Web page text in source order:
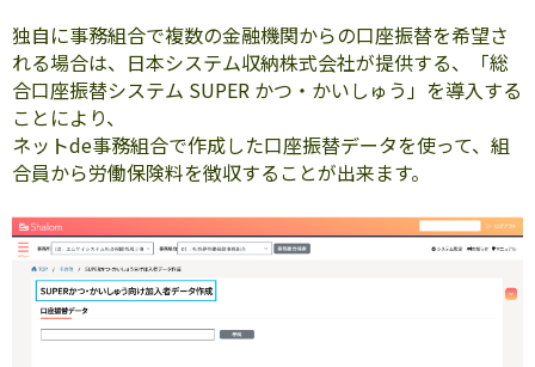
独自に事務組合で複数の金融機関からの口座振替を希望さ
れる場合は、日本システム収納株式会社が提供する、「総
合口座振替システム SUPER かつ・かいしゅう」を導入する
ことにより、
ネットde事務組合で作成した口座振替データを使って、組
合員から労働保険料を徴収することが出来ます。